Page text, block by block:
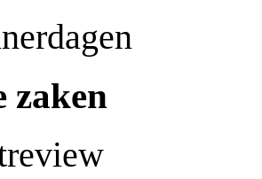
zaken